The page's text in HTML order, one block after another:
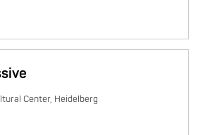
Center, Heidelberg